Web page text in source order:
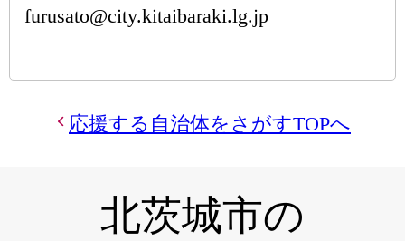
furusato@city.kitaibaraki.lg.jp
応援する自治体をさがすTOPへ
北茨城市の